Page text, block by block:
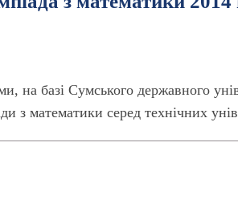
на базі Сумського державного
з математики серед технічних